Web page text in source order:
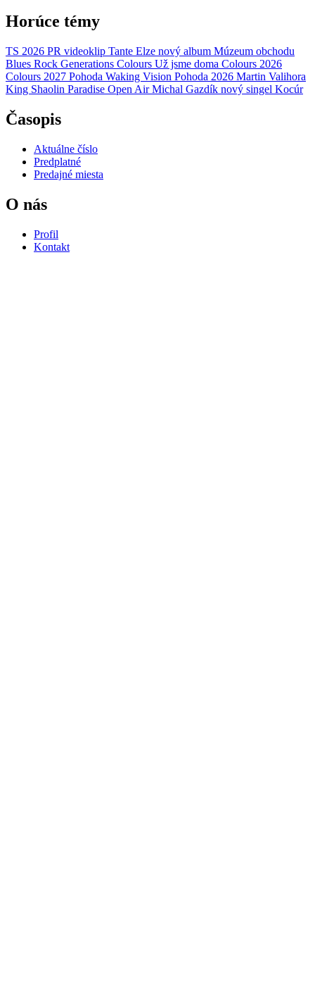
Horúce témy
TS 2026 PR videoklip Tante Elze nový album Múzeum obchodu
Blues Rock Generations Colours Už jsme doma Colours 2026
Colours 2027 Pohoda Waking Vision Pohoda 2026 Martin Valihora
King Shaolin Paradise Open Air Michal Gazdík nový singel Kocúr
Časopis
Aktuálne číslo
Predplatné
Predajné miesta
O nás
Profil
Kontakt